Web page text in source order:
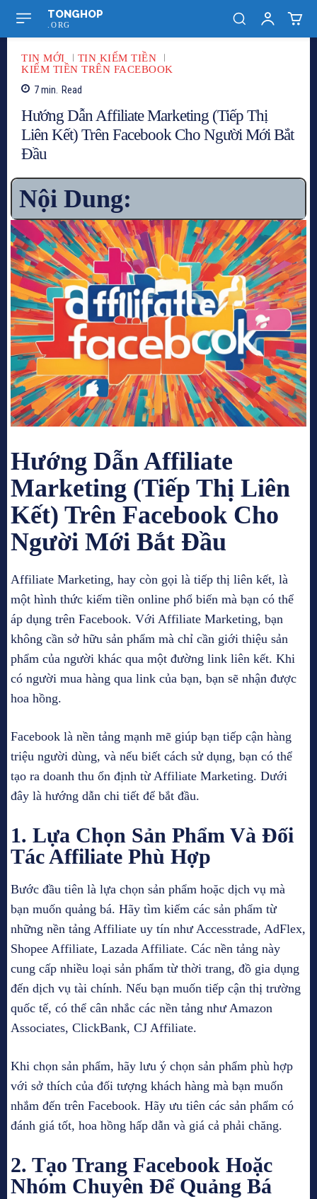
TONGHOP
.ORG
TIN MỚI
TIN KIẾM TIỀN
KIẾM TIỀN TRÊN FACEBOOK
7min. Read
Hướng Dẫn Affiliate Marketing (Tiếp Thị
Liên Kết) Trên Facebook Cho Người Mới Bắt
Đầu
Nội Dung:
Hướng Dẫn Affiliate
Marketing (Tiếp Thị Liên
Kết) Trên Facebook Cho
Người Mới Bắt Đầu
Affiliate Marketing, hay còn gọi là tiếp thị liên kết, là
một hình thức kiếm tiền online phổ biến mà bạn có thể
áp dụng trên Facebook. Với Affiliate Marketing, bạn
không cần sở hữu sản phẩm mà chỉ cần giới thiệu sản
phẩm của người khác qua một đường link liên kết. Khi
có người mua hàng qua link của bạn, bạn sẽ nhận được
hoa hồng.
Facebook là nền tảng mạnh mẽ giúp bạn tiếp cận hàng
triệu người dùng, và nếu biết cách sử dụng, bạn có thể
tạo ra doanh thu ổn định từ Affiliate Marketing. Dưới
đây là hướng dẫn chi tiết để bắt đầu.
1. Lựa Chọn Sản Phẩm Và Đối
Tác Affiliate Phù Hợp
Bước đầu tiên là lựa chọn sản phẩm hoặc dịch vụ mà
bạn muốn quảng bá. Hãy tìm kiếm các sản phẩm từ
những nền tảng Affiliate uy tín như Accesstrade, AdFlex,
Shopee Affiliate, Lazada Affiliate. Các nền tảng này
cung cấp nhiều loại sản phẩm từ thời trang, đồ gia dụng
đến dịch vụ tài chính. Nếu bạn muốn tiếp cận thị trường
quốc tế, có thể cân nhắc các nền tảng như Amazon
Associates, ClickBank, CJ Affiliate.
Khi chọn sản phẩm, hãy lưu ý chọn sản phẩm phù hợp
với sở thích của đối tượng khách hàng mà bạn muốn
nhắm đến trên Facebook. Hãy ưu tiên các sản phẩm có
đánh giá tốt, hoa hồng hấp dẫn và giá cả phải chăng.
2. Tạo Trang Facebook Hoặc
Nhóm Chuyên Để Quảng Bá